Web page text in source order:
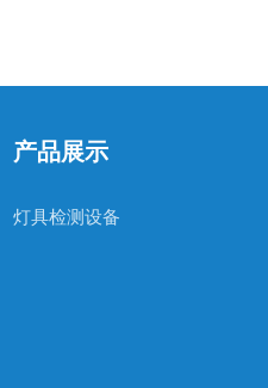
产品展示
灯具检测设备